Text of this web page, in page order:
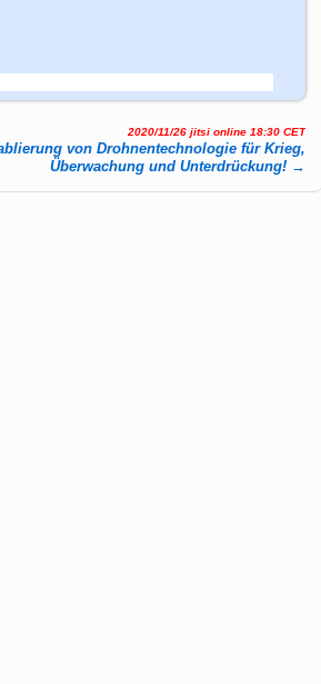
2020/11/26 jitsi online 18:30 CET
von Drohnentechnologie für Krieg,
Überwachung und Unterdrückung! →